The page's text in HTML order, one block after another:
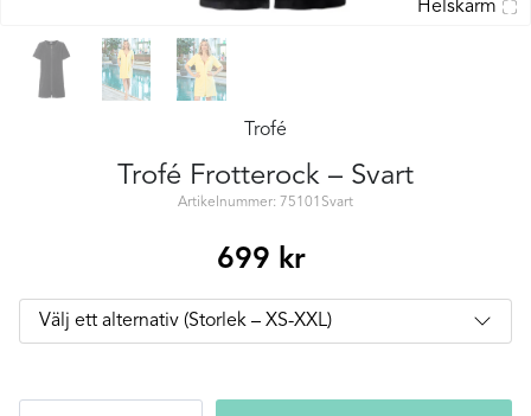
Helskärm
Trofé
Trofé Frotterock – Svart
Artikelnummer: 75101Svart
699 kr